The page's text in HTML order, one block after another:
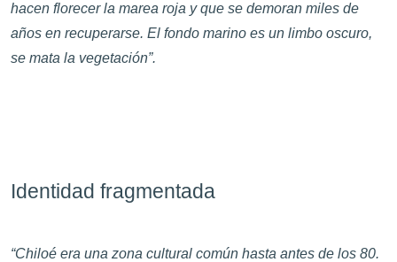
hacen florecer la marea roja y que se demoran miles de
años en recuperarse. El fondo marino es un limbo oscuro,
se mata la vegetación”.
Identidad fragmentada
“Chiloé era una zona cultural común hasta antes de los 80.